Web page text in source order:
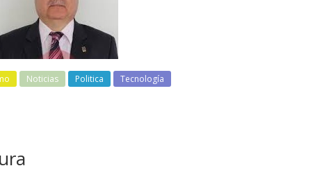
Noticias Politica Tecnología